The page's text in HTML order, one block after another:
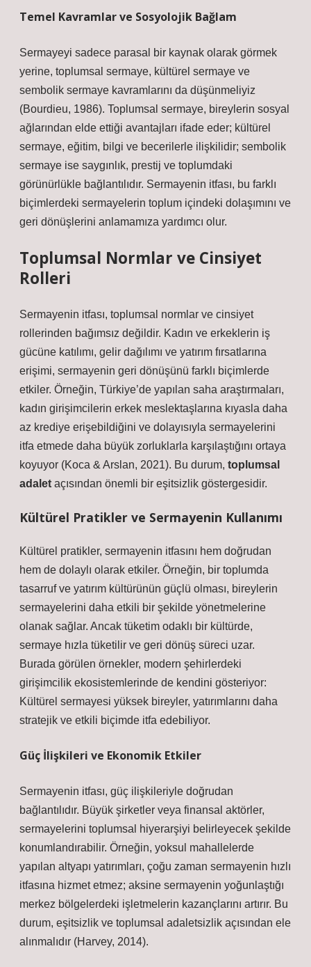
Temel Kavramlar ve Sosyolojik Bağlam
Sermayeyi sadece parasal bir kaynak olarak görmek
yerine, toplumsal sermaye, kültürel sermaye ve
sembolik sermaye kavramlarını da düşünmeliyiz
(Bourdieu, 1986). Toplumsal sermaye, bireylerin sosyal
ağlarından elde ettiği avantajları ifade eder; kültürel
sermaye, eğitim, bilgi ve becerilerle ilişkilidir; sembolik
sermaye ise saygınlık, prestij ve toplumdaki
görünürlükle bağlantılıdır. Sermayenin itfası, bu farklı
biçimlerdeki sermayelerin toplum içindeki dolaşımını ve
geri dönüşlerini anlamamıza yardımcı olur.
Toplumsal Normlar ve Cinsiyet
Rolleri
Sermayenin itfası, toplumsal normlar ve cinsiyet
rollerinden bağımsız değildir. Kadın ve erkeklerin iş
gücüne katılımı, gelir dağılımı ve yatırım fırsatlarına
erişimi, sermayenin geri dönüşünü farklı biçimlerde
etkiler. Örneğin, Türkiye’de yapılan saha araştırmaları,
kadın girişimcilerin erkek meslektaşlarına kıyasla daha
az krediye erişebildiğini ve dolayısıyla sermayelerini
itfa etmede daha büyük zorluklarla karşılaştığını ortaya
koyuyor (Koca & Arslan, 2021). Bu durum, toplumsal
adalet açısından önemli bir eşitsizlik göstergesidir.
Kültürel Pratikler ve Sermayenin Kullanımı
Kültürel pratikler, sermayenin itfasını hem doğrudan
hem de dolaylı olarak etkiler. Örneğin, bir toplumda
tasarruf ve yatırım kültürünün güçlü olması, bireylerin
sermayelerini daha etkili bir şekilde yönetmelerine
olanak sağlar. Ancak tüketim odaklı bir kültürde,
sermaye hızla tüketilir ve geri dönüş süreci uzar.
Burada görülen örnekler, modern şehirlerdeki
girişimcilik ekosistemlerinde de kendini gösteriyor:
Kültürel sermayesi yüksek bireyler, yatırımlarını daha
stratejik ve etkili biçimde itfa edebiliyor.
Güç İlişkileri ve Ekonomik Etkiler
Sermayenin itfası, güç ilişkileriyle doğrudan
bağlantılıdır. Büyük şirketler veya finansal aktörler,
sermayelerini toplumsal hiyerarşiyi belirleyecek şekilde
konumlandırabilir. Örneğin, yoksul mahallelerde
yapılan altyapı yatırımları, çoğu zaman sermayenin hızlı
itfasına hizmet etmez; aksine sermayenin yoğunlaştığı
merkez bölgelerdeki işletmelerin kazançlarını artırır. Bu
durum, eşitsizlik ve toplumsal adaletsizlik açısından ele
alınmalıdır (Harvey, 2014).